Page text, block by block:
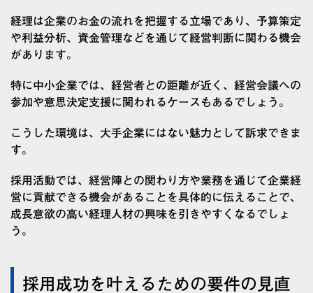
経理は企業のお金の流れを把握する立場であり、予算策定
や利益分析、資金管理などを通じて経営判断に関わる機会
があります。
特に中小企業では、経営者との距離が近く、経営会議への
参加や意思決定支援に関われるケースもあるでしょう。
こうした環境は、大手企業にはない魅力として訴求できま
す。
採用活動では、経営陣との関わり方や業務を通じて企業経
営に貢献できる機会があることを具体的に伝えることで、
成長意欲の高い経理人材の興味を引きやすくなるでしょ
う。
採用成功を叶えるための要件の見直